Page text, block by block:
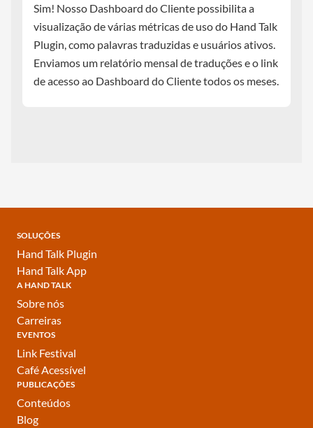
Sim! Nosso Dashboard do Cliente possibilita a
visualização de várias métricas de uso do Hand Talk
Plugin, como palavras traduzidas e usuários ativos.
Enviamos um relatório mensal de traduções e o link
de acesso ao Dashboard do Cliente todos os meses.
SOLUÇÕES
Hand Talk Plugin
Hand Talk App
A HAND TALK
Sobre nós
Carreiras
EVENTOS
Link Festival
Café Acessível
PUBLICAÇÕES
Conteúdos
Blog